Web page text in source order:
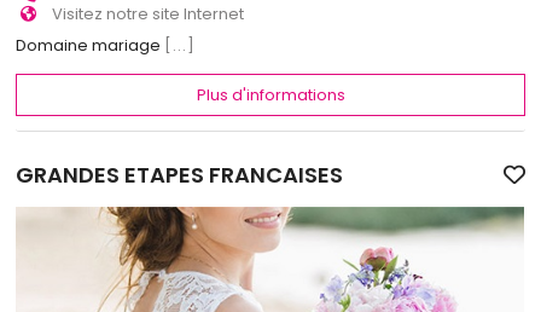
Visitez notre site Internet
Domaine mariage
[...]
Plus d'informations
GRANDES ETAPES FRANCAISES